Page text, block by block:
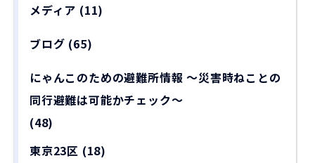
メディア (11)
ブログ (65)
にゃんこのための避難所情報 〜災害時ねことの
同行避難は可能かチェック〜
(48)
東京23区 (18)